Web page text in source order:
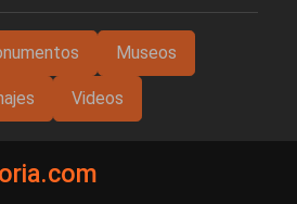
Museos
Videos